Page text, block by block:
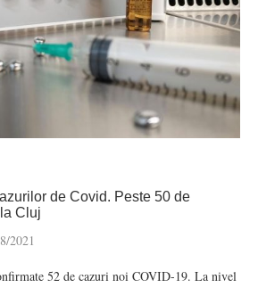
de Covid. Peste 50 de
Cluj
2021
52 de cazuri noi COVID-19. La nivel